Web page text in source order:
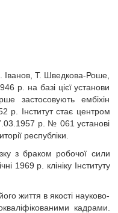
Іванов, Т. Шведкова-Роше,
р. на базі цієї установи
застосовують ембіхін
р. Інститут стає центром
р. № 061 установі
республіки.
з браком робочої сили
1969 р. клініку Інституту
життя в якості науково-
кадрами.